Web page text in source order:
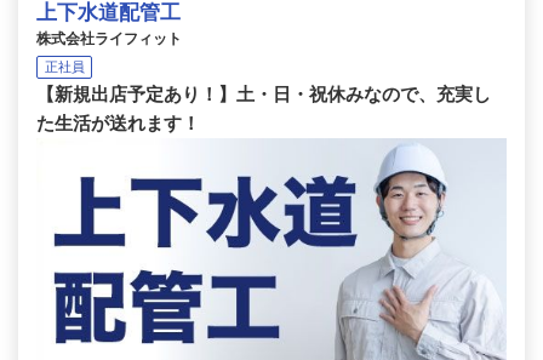
上下水道配管工
株式会社ライフィット
正社員
【新規出店予定あり！】土・日・祝休みなので、充実し
た生活が送れます！